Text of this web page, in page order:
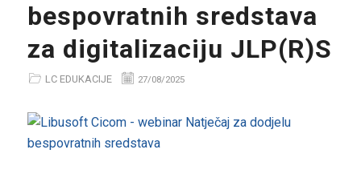
bespovratnih sredstava
za digitalizaciju JLP(R)S
LC EDUKACIJE 27/08/2025